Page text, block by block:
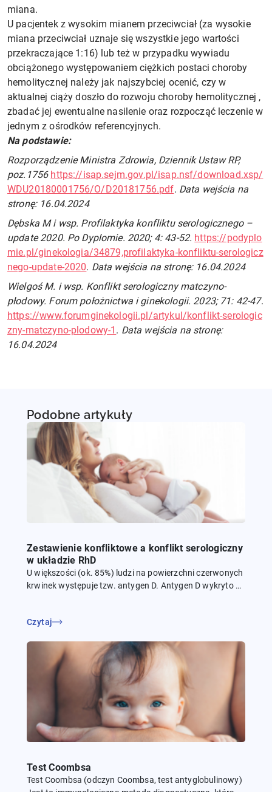
miana.
U pacjentek z wysokim mianem przeciwciał (za wysokie
miana przeciwciał uznaje się wszystkie jego wartości
przekraczające 1:16) lub też w przypadku wywiadu
obciążonego występowaniem ciężkich postaci choroby
hemolitycznej należy jak najszybciej ocenić, czy w
aktualnej ciąży doszło do rozwoju choroby hemolitycznej ,
zbadać jej ewentualne nasilenie oraz rozpocząć leczenie w
jednym z ośrodków referencyjnych.
Na podstawie:
Rozporządzenie Ministra Zdrowia, Dziennik Ustaw RP,
poz.1756 https://isap.sejm.gov.pl/isap.nsf/download.xsp/
WDU20180001756/O/D20181756.pdf. Data wejścia na
stronę: 16.04.2024
Dębska M i wsp. Profilaktyka konfliktu serologicznego –
update 2020. Po Dyplomie. 2020; 4: 43-52. https://podyplo
mie.pl/ginekologia/34879,profilaktyka-konfliktu-serologicz
nego-update-2020. Data wejścia na stronę: 16.04.2024
Wielgoś M. i wsp. Konflikt serologiczny matczyno-
płodowy. Forum położnictwa i ginekologii. 2023; 71: 42-47.
https://www.forumginekologii.pl/artykul/konflikt-serologic
zny-matczyno-plodowy-1 . Data wejścia na stronę:
16.04.2024
Podobne artykuły
Zestawienie konfliktowe a konflikt serologiczny
w układzie RhD
U większości (ok. 85%) ludzi na powierzchni czerwonych
krwinek występuje tzw. antygen D. Antygen D wykryto u
Czytaj
Test Coombsa
Test Coombsa (odczyn Coombsa, test antyglobulinowy)